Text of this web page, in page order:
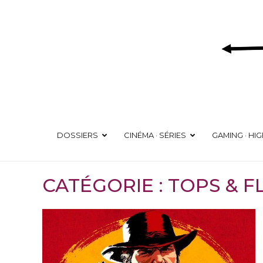
DOSSIERS CINÉMA · SÉRIES GAMING ·
CATÉGORIE : TOPS &